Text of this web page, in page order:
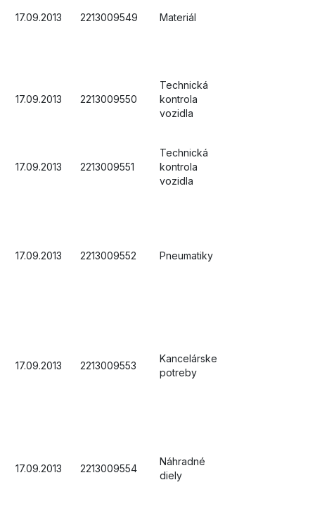
17.09.2013 2213009549 Materiál
17.09.2013 2213009550
Technická
kontrola
vozidla
17.09.2013 2213009551
Technická
kontrola
vozidla
17.09.2013 2213009552 Pneumatiky
17.09.2013 2213009553
Kancelárske
potreby
17.09.2013 2213009554
Náhradné
diely